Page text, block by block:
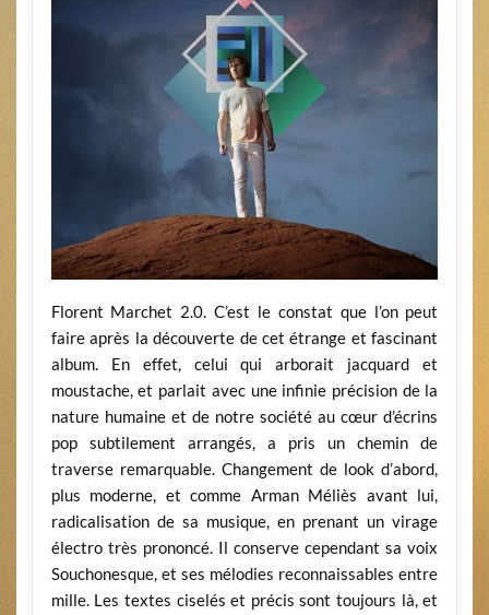
Florent Marchet 2.0. C’est le constat que l’on peut
faire après la découverte de cet étrange et fascinant
album. En effet, celui qui arborait jacquard et
moustache, et parlait avec une infinie précision de la
nature humaine et de notre société au cœur d’écrins
pop subtilement arrangés, a pris un chemin de
traverse remarquable. Changement de look d’abord,
plus moderne, et comme Arman Méliès avant lui,
radicalisation de sa musique, en prenant un virage
électro très prononcé. Il conserve cependant sa voix
Souchonesque, et ses mélodies reconnaissables entre
mille. Les textes ciselés et précis sont toujours là, et